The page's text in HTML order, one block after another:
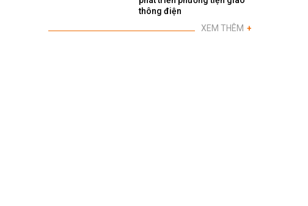
thông điện
XEM THÊM +